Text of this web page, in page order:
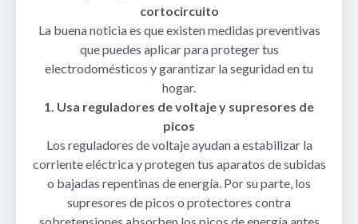
cortocircuito
La buena noticia es que existen medidas preventivas
que puedes aplicar para proteger tus
electrodomésticos y garantizar la seguridad en tu
hogar.
1. Usa reguladores de voltaje y supresores de
picos
Los reguladores de voltaje ayudan a estabilizar la
corriente eléctrica y protegen tus aparatos de subidas
o bajadas repentinas de energía. Por su parte, los
supresores de picos o protectores contra
sobretensiones absorben los picos de energía antes